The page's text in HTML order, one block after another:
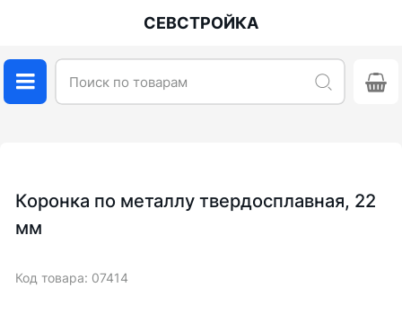
СЕВСТРОЙКА
Коронка по металлу твердосплавная, 22
мм
Код товара: 07414